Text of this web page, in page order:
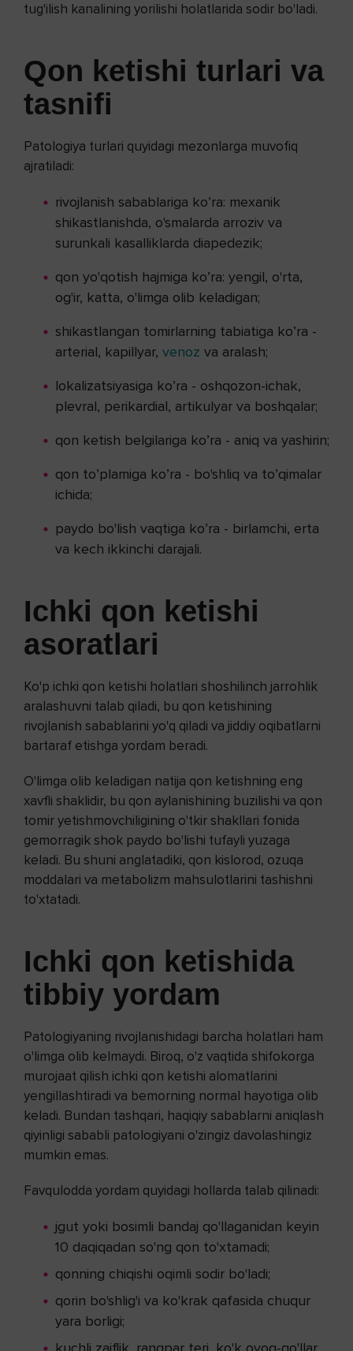
tug'ilish kanalining yorilishi holatlarida sodir bo'ladi.
Qon ketishi turlari va
tasnifi
Patologiya turlari quyidagi mezonlarga muvofiq
ajratiladi:
rivojlanish sabablariga ko’ra: mexanik
shikastlanishda, o'smalarda arroziv va
surunkali kasalliklarda diapedezik;
qon yo'qotish hajmiga ko’ra: yengil, o'rta,
og'ir, katta, o'limga olib keladigan;
shikastlangan tomirlarning tabiatiga ko’ra -
arterial, kapillyar, venoz va aralash;
lokalizatsiyasiga ko’ra - oshqozon-ichak,
plevral, perikardial, artikulyar va boshqalar;
qon ketish belgilariga ko’ra - aniq va yashirin;
qon to’plamiga ko’ra - bo'shliq va to’qimalar
ichida;
paydo bo'lish vaqtiga ko’ra - birlamchi, erta
va kech ikkinchi darajali.
Ichki qon ketishi
asoratlari
Ko'p ichki qon ketishi holatlari shoshilinch jarrohlik
aralashuvni talab qiladi, bu qon ketishining
rivojlanish sabablarini yo'q qiladi va jiddiy oqibatlarni
bartaraf etishga yordam beradi.
O'limga olib keladigan natija qon ketishning eng
xavfli shaklidir, bu qon aylanishining buzilishi va qon
tomir yetishmovchiligining o'tkir shakllari fonida
gemorragik shok paydo bo'lishi tufayli yuzaga
keladi. Bu shuni anglatadiki, qon kislorod, ozuqa
moddalari va metabolizm mahsulotlarini tashishni
to'xtatadi.
Ichki qon ketishida
tibbiy yordam
Patologiyaning rivojlanishidagi barcha holatlari ham
o'limga olib kelmaydi. Biroq, o'z vaqtida shifokorga
murojaat qilish ichki qon ketishi alomatlarini
yengillashtiradi va bemorning normal hayotiga olib
keladi. Bundan tashqari, haqiqiy sabablarni aniqlash
qiyinligi sababli patologiyani o'zingiz davolashingiz
mumkin emas.
Favqulodda yordam quyidagi hollarda talab qilinadi:
jgut yoki bosimli bandaj qo'llaganidan keyin
10 daqiqadan so'ng qon to'xtamadi;
qonning chiqishi oqimli sodir bo'ladi;
qorin bo'shlig'i va ko'krak qafasida chuqur
yara borligi;